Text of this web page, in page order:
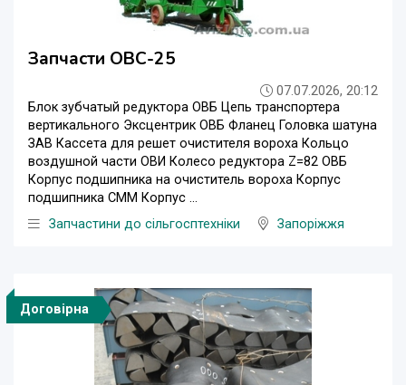
Запчасти ОВС-25
07.07.2026, 20:12
Блок зубчатый редуктора ОВБ Цепь транспортера
вертикального Эксцентрик ОВБ Фланец Головка шатуна
ЗАВ Кассета для решет очистителя вороха Кольцо
воздушной части ОВИ Колесо редуктора Z=82 ОВБ
Корпус подшипника на очиститель вороха Корпус
подшипника СММ Корпус ...
Запчастини до сільгосптехніки
Запоріжжя
Договірна